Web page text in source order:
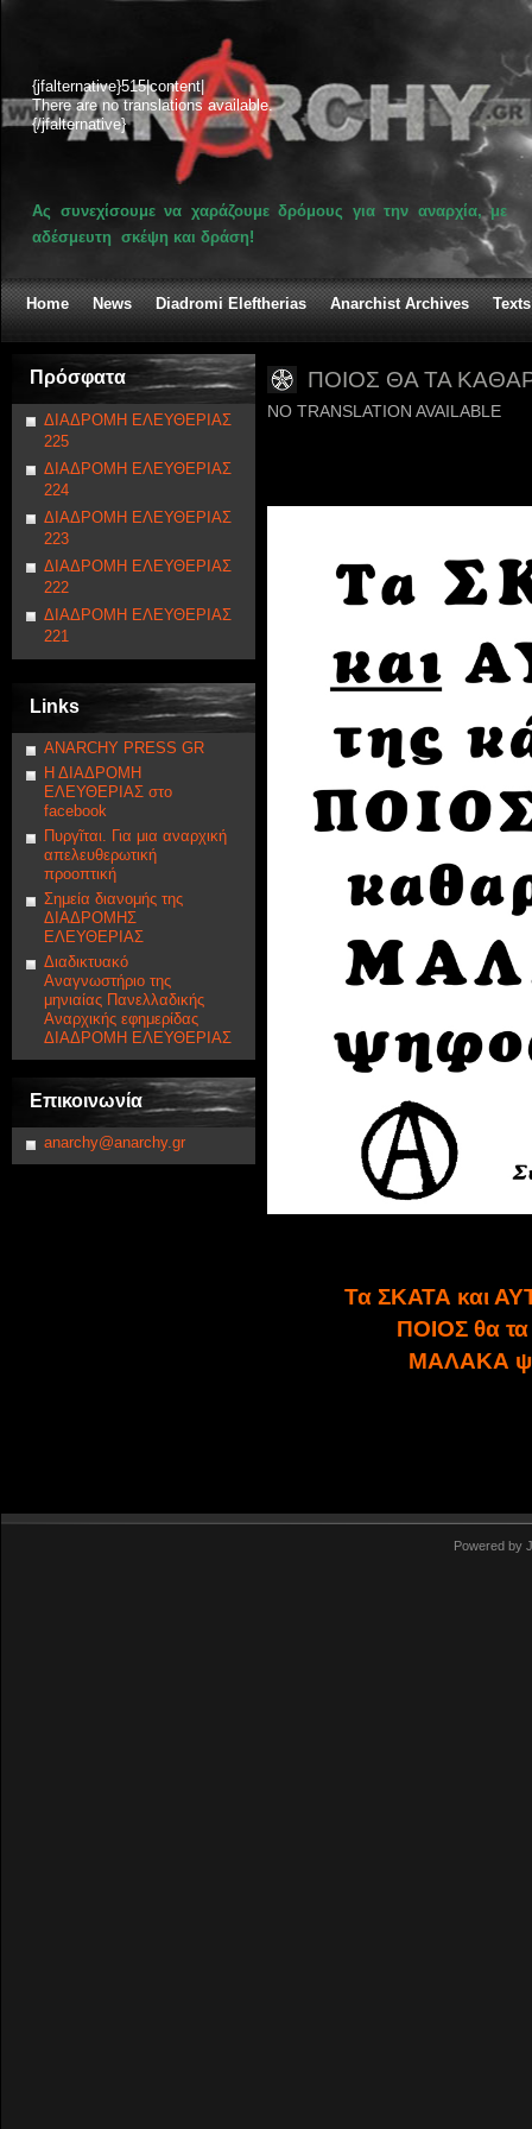
{jfalternative}515|content|
There are no translations available.
{/jfalternative}
Ας συνεχίσουμε να χαράζουμε δρόμους για την αναρχία, με
αδέσμευτη σκέψη και δράση!
Home News Diadromi Eleftherias Anarchist Archives Texts
Πρόσφατα
ΔΙΑΔΡΟΜΗ ΕΛΕΥΘΕΡΙΑΣ
225
ΔΙΑΔΡΟΜΗ ΕΛΕΥΘΕΡΙΑΣ
224
ΔΙΑΔΡΟΜΗ ΕΛΕΥΘΕΡΙΑΣ
223
ΔΙΑΔΡΟΜΗ ΕΛΕΥΘΕΡΙΑΣ
222
ΔΙΑΔΡΟΜΗ ΕΛΕΥΘΕΡΙΑΣ
221
Links
ANARCHY PRESS GR
Η ΔΙΑΔΡΟΜΗ
ΕΛΕΥΘΕΡΙΑΣ στο
facebook
Πυργῖται. Για μια αναρχική
απελευθερωτική
προοπτική
Σημεία διανομής της
ΔΙΑΔΡΟΜΗΣ
ΕΛΕΥΘΕΡΙΑΣ
Διαδικτυακό
Αναγνωστήριο της
μηνιαίας Πανελλαδικής
Αναρχικής εφημερίδας
ΔΙΑΔΡΟΜΗ ΕΛΕΥΘΕΡΙΑΣ
Επικοινωνία
anarchy@anarchy.gr
ΠΟΙΟΣ ΘΑ ΤΑ
NO TRANSLATION AVAILABLE
Τα ΣΚΑΤΑ και
ΠΟΙΟΣ θα τα
ΜΑΛΑΚΑ
Powered by